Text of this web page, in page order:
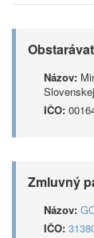
Názov:
IČO:
Zmluvný
Názov:
IČO: